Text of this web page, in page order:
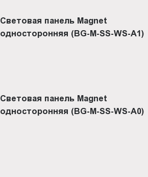
Световая панель Magnet
односторонняя (BG-M-SS-WS-A1)
Световая панель Magnet
односторонняя (BG-M-SS-WS-A0)